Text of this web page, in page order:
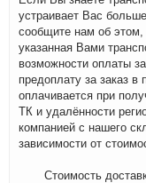
устраивает Вас
сообщите нам об
указанная Вами
возможности оплаты
предоплату за заказ
оплачивается при
ТК и удалённости
компанией с нашего
зависимости от
Стоимость